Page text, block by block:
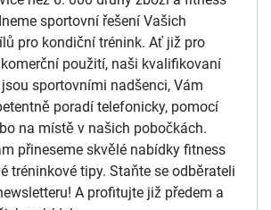
sportovní řešení Vašich
pro kondiční trénink. Ať již pro
použití, naši kvalifikovaní
sportovními nadšenci, Vám
poradí telefonicky, pomocí
na místě v našich pobočkách.
přineseme skvělé nabídky fitness
tréninkové tipy. Staňte se odběrateli
A profitujte již předem a